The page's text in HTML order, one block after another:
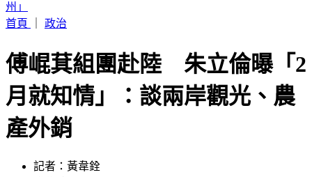
銷」
首頁
政治
傅崐萁組團赴陸 朱立倫曝「2
月就知情」：談兩岸觀光、農
產外銷
記者：黃韋銓